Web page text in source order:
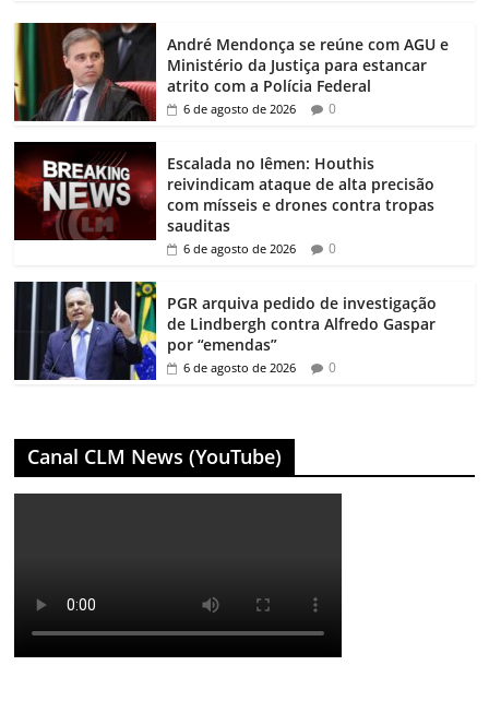
André Mendonça se reúne com AGU e
Ministério da Justiça para estancar
atrito com a Polícia Federal
6 de agosto de 2026 0
Escalada no Iêmen: Houthis
reivindicam ataque de alta precisão
com mísseis e drones contra tropas
sauditas
6 de agosto de 2026 0
PGR arquiva pedido de investigação
de Lindbergh contra Alfredo Gaspar
por “emendas”
6 de agosto de 2026 0
Canal CLM News (YouTube)